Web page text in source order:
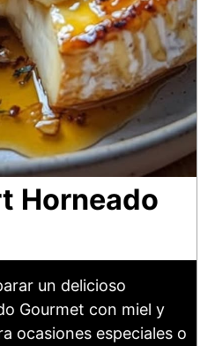
Horneado
un delicioso
Gourmet con miel y
ocasiones especiales o